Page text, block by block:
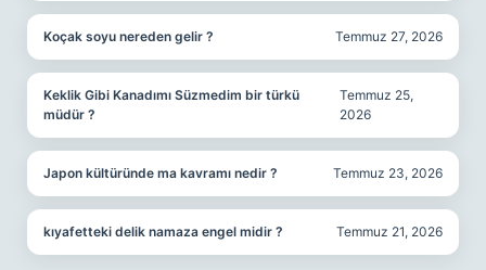
Koçak soyu nereden gelir ? Temmuz 27, 2026
Keklik Gibi Kanadımı Süzmedim bir türkü
müdür ?
Temmuz 25,
2026
Japon kültüründe ma kavramı nedir ? Temmuz 23, 2026
kıyafetteki delik namaza engel midir ? Temmuz 21, 2026